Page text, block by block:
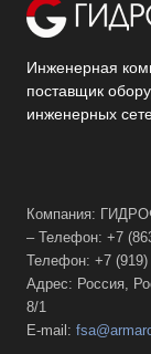
Инженерная
поставщик
инженерных
Компания:
– Телефон: +7
Телефон: +7 (919)
Адрес: Россия,
8/1
E-mail: